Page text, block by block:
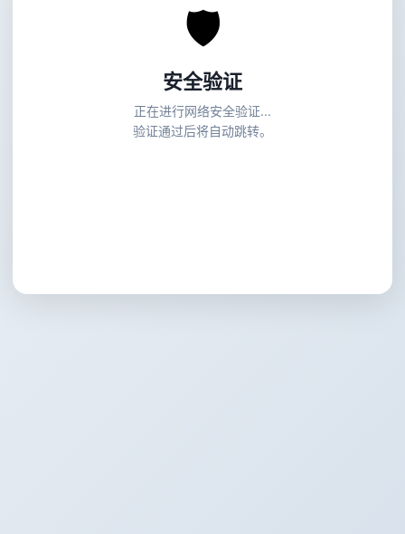
🛡
安全验证
正在进行网络安全验证...
验证通过后将自动跳转。